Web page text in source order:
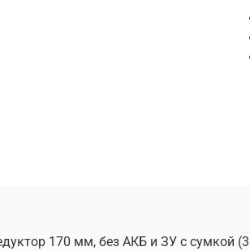
170 мм, без АКБ и ЗУ с сумкой